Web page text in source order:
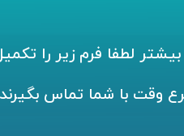
لطفا فرم زیر را
وقت با شما تماس